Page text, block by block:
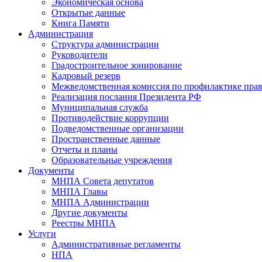
Экономическая основа
Открытые данные
Книга Памяти
Администрация
Структура администрации
Руководители
Градостроительное зонирование
Кадровый резерв
Межведомственная комиссия по профилактике
Реализация послания Президента РФ
Муниципальная служба
Противодействие коррупции
Подведомственные организации
Пространственные данные
Отчеты и планы
Образовательные учреждения
Документы
МНПА Совета депутатов
МНПА Главы
МНПА Администрации
Другие документы
Реестры МНПА
Услуги
Административные регламенты
НПА